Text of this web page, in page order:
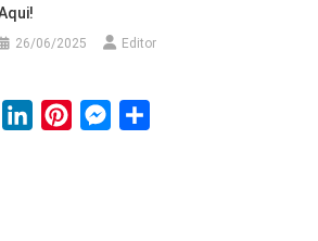
26/06/2025 Editor
FacebookLinkedInPinterestMessenger